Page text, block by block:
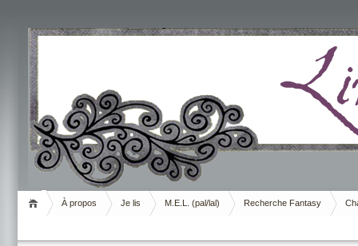
Livrement
À propos Je lis M.E.L. (pal/lal) Recherche Fantasy